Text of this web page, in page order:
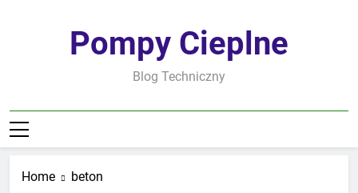
Pompy Cieplne
Blog Techniczny
Home beton